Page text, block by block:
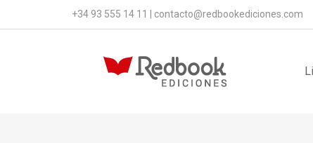
+34 93 555 14 11 contacto@redbookediciones.com